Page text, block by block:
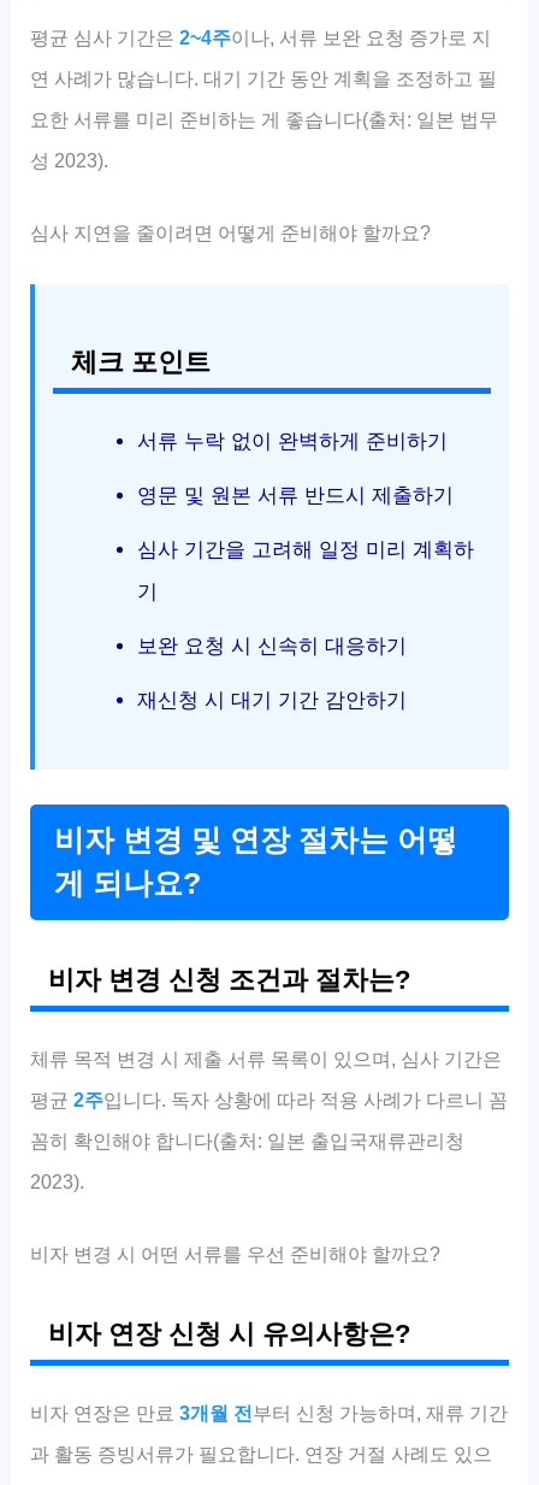
평균 심사 기간은2~4주이나, 서류 보완 요청 증가로 지
연 사례가 많습니다. 대기 기간 동안 계획을 조정하고 필
요한 서류를 미리 준비하는 게 좋습니다(출처: 일본 법무
성 2023).
심사 지연을 줄이려면 어떻게 준비해야 할까요?
체크 포인트
서류 누락 없이 완벽하게 준비하기
영문 및 원본 서류 반드시 제출하기
심사 기간을 고려해 일정 미리 계획하
기
보완 요청 시 신속히 대응하기
재신청 시 대기 기간 감안하기
비자 변경 및 연장 절차는 어떻
게 되나요?
비자 변경 신청 조건과 절차는?
체류 목적 변경 시 제출 서류 목록이 있으며, 심사 기간은
평균2주입니다. 독자 상황에 따라 적용 사례가 다르니 꼼
꼼히 확인해야 합니다(출처: 일본 출입국재류관리청
2023).
비자 변경 시 어떤 서류를 우선 준비해야 할까요?
비자 연장 신청 시 유의사항은?
비자 연장은 만료3개월 전부터 신청 가능하며, 재류 기간
과 활동 증빙서류가 필요합니다. 연장 거절 사례도 있으